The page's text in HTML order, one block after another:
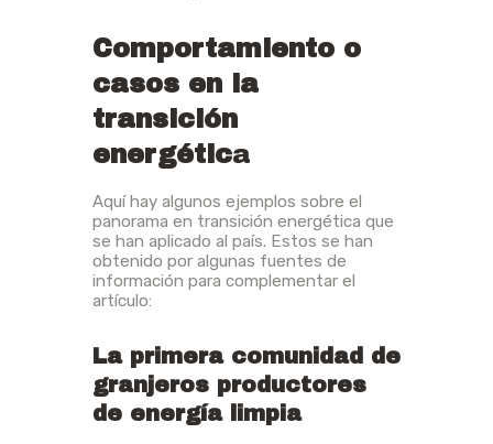
Comportamiento o
casos en la
transición
energética
Aquí hay algunos ejemplos sobre el
panorama en transición energética que
se han aplicado al país. Estos se han
obtenido por algunas fuentes de
información para complementar el
artículo:
La primera comunidad de
granjeros productores
de energía limpia